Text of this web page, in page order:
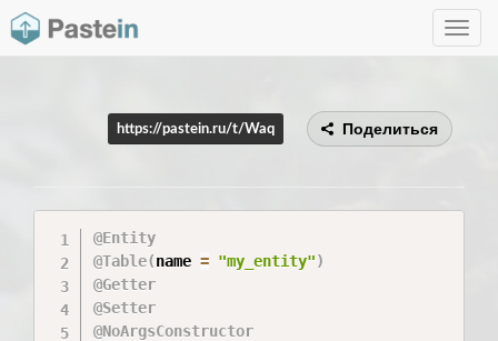
Toggle
https://pastein.ru/t/Waq Поделиться
@Entity
@Table(name = "my_entity")
@Getter
@Setter
@NoArgsConstructor